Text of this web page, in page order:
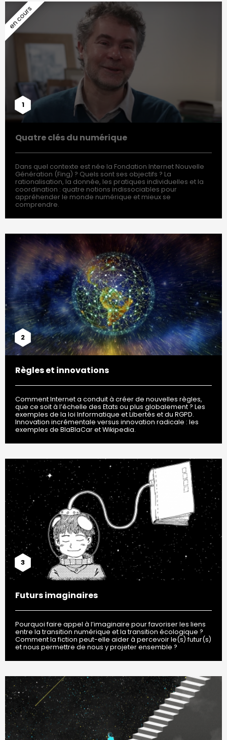
1
Quatre clés du numérique
Dans quel contexte est née la Fondation Internet Nouvelle
Génération (Fing) ? Quels sont ses objectifs ? La
rationalisation, la donnée, les pratiques individuelles et la
coordination : quatre notions indissociables pour
appréhender le monde numérique et mieux se
comprendre.
2
Règles et innovations
Comment Internet a conduit à créer de nouvelles règles,
que ce soit à l’échelle des Etats ou plus globalement ? Les
exemples de la loi Informatique et Libertés et du RGPD.
Innovation incrémentale versus innovation radicale : les
exemples de BlaBlaCar et Wikipedia.
3
Futurs imaginaires
Pourquoi faire appel à l’imaginaire pour favoriser les liens
entre la transition numérique et la transition écologique ?
Comment la fiction peut-elle aider à percevoir le(s) futur(s)
et nous permettre de nous y projeter ensemble ?